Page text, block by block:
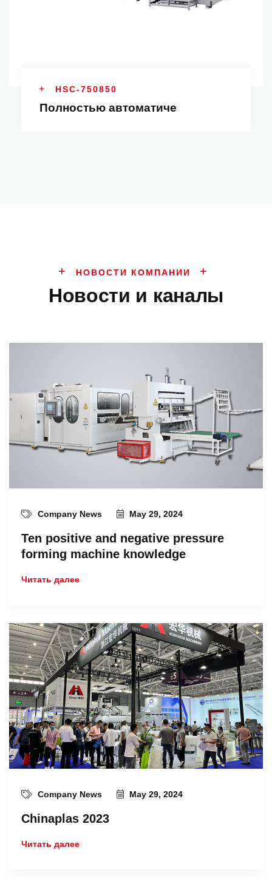
HSC-750850
Полностью автоматиче
НОВОСТИ КОМПАНИИ
Новости и каналы
Company News May 29, 2024
Ten positive and negative pressure
forming machine knowledge
Читать далее
Company News May 29, 2024
Chinaplas 2023
Читать далее